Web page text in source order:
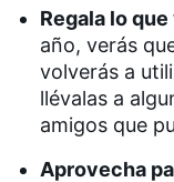
Regala lo
año, verás
volverás a
llévalas a
amigos que
Aprovecha